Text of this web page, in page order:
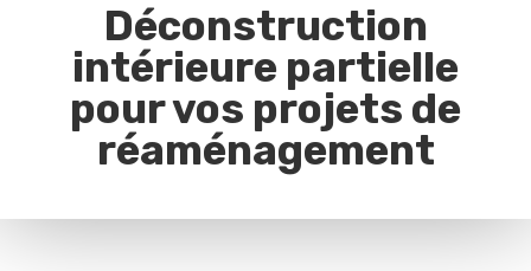
Déconstruction
intérieure partielle
pour vos projets de
réaménagement